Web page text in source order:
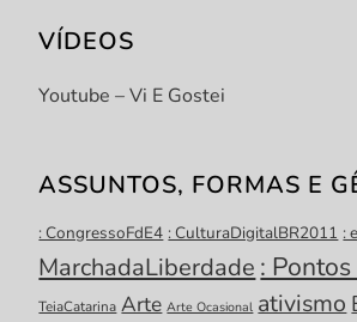
VÍDEOS
Youtube – Vi E Gostei
ASSUNTOS, FORMAS E
: CongressoFdE4 : CulturaDigitalBR2011 :
MarchadaLiberdade :
TeiaCatarina Arte Arte Ocasional ativismo